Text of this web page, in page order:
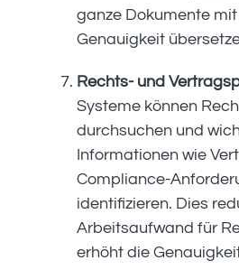
ganze Dokumente
Genauigkeit
Rechts- und
Systeme können
durchsuchen und
Informationen wie
Compliance-
identifizieren. Dies
Arbeitsaufwand für
erhöht die